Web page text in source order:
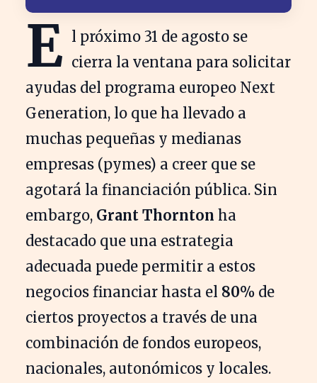
E l próximo 31 de agosto se
cierra la ventana para solicitar
ayudas del programa europeo Next
Generation, lo que ha llevado a
muchas pequeñas y medianas
empresas (pymes) a creer que se
agotará la financiación pública. Sin
embargo, Grant Thornton ha
destacado que una estrategia
adecuada puede permitir a estos
negocios financiar hasta el 80% de
ciertos proyectos a través de una
combinación de fondos europeos,
nacionales, autonómicos y locales.